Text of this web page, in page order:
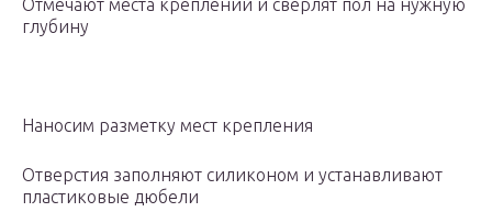
Отмечают места креплений и сверлят пол на нужную
глубину
Наносим разметку мест крепления
Отверстия заполняют силиконом и устанавливают
пластиковые дюбели